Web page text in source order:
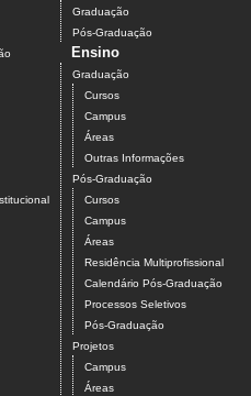
Graduação
Pós-Graduação
Ensino
Graduação
Cursos
Campus
Áreas
Outras Informações
Pós-Graduação
Cursos
Campus
Áreas
Residência Multiprofissional
Calendário Pós-Graduação
Processos Seletivos
Pós-Graduação
Projetos
Campus
Áreas